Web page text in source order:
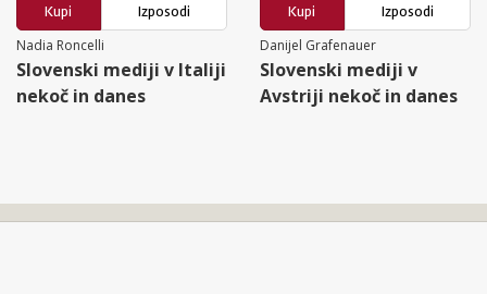
Kupi
Izposodi
Nadia Roncelli
Slovenski mediji v Italiji
nekoč in danes
Kupi
Izposodi
Danijel Grafenauer
Slovenski mediji v
Avstriji nekoč in danes